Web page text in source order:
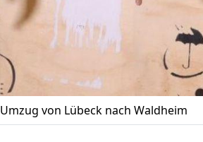
Umzug von Lübeck nach Waldheim